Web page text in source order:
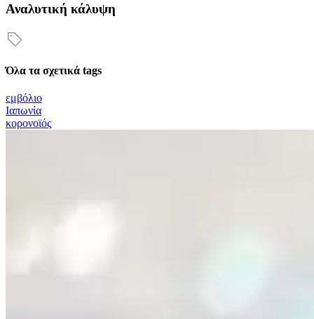
Αναλυτική κάλυψη
Όλα τα σχετικά tags
εμβόλιο
Ιαπωνία
κορονοϊός